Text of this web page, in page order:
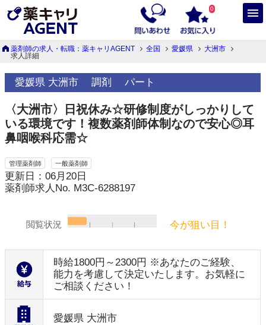
0
薬剤師の求人・転職：薬キャリAGENT 全国 愛媛県
大洲市
求人詳細
愛媛県 大洲市 調剤 パート
〈大洲市〉日祝休み☆研修制度がしっかりして
いる環境です！複数薬剤師体制なので安心◎耳
鼻咽喉科応需☆
管理薬剤師 一般薬剤師
更新日：06月20日
薬剤師求人No. M3C-6288197
閲覧状況 今が狙い目！
時給1800円～2300円 ※あなたのご経験、
能力を考慮して決定いたします。お気軽に
ご相談ください！
愛媛県 大洲市